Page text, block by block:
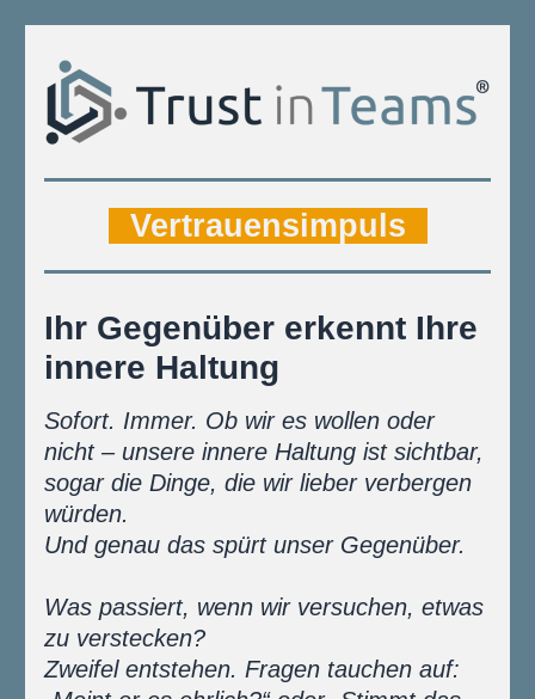
Vertrauensimpuls
Ihr Gegenüber erkennt Ihre
innere Haltung
Sofort. Immer. Ob wir es wollen oder
nicht – unsere innere Haltung ist sichtbar,
sogar die Dinge, die wir lieber verbergen
würden.
Und genau das spürt unser Gegenüber.
Was passiert, wenn wir versuchen, etwas
zu verstecken?
Zweifel entstehen. Fragen tauchen auf: